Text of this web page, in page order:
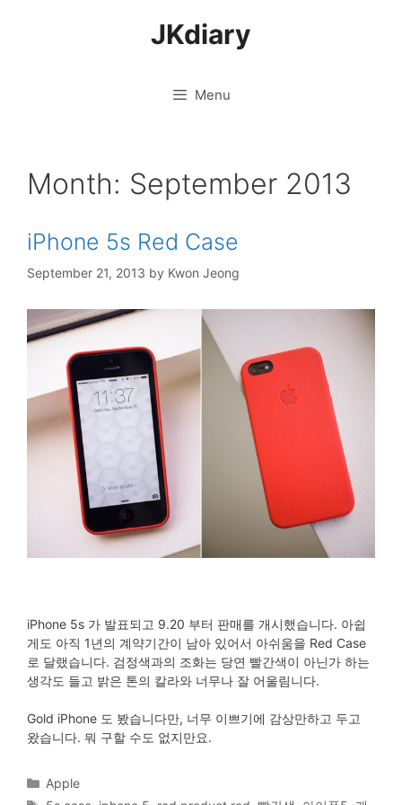
JKdiary
Menu
Month: September 2013
iPhone 5s Red Case
September 21, 2013 by Kwon Jeong
iPhone 5s 가 발표되고 9.20 부터 판매를 개시했습니다. 아쉽
게도 아직 1년의 계약기간이 남아 있어서 아쉬움을 Red Case
로 달랬습니다. 검정색과의 조화는 당연 빨간색이 아닌가 하는
생각도 들고 밝은 톤의 칼라와 너무나 잘 어울림니다.
Gold iPhone 도 봤습니다만, 너무 이쁘기에 감상만하고 두고
왔습니다. 뭐 구할 수도 없지만요.
Categories
Apple